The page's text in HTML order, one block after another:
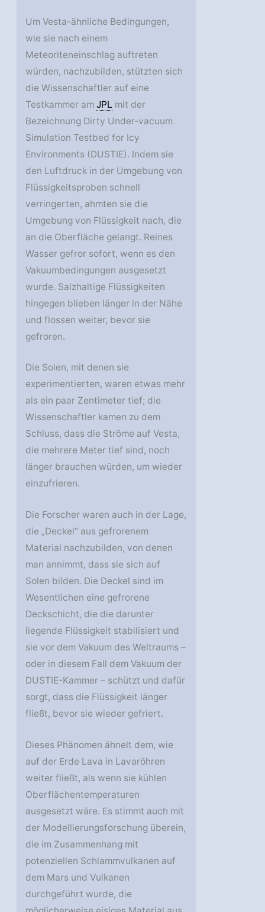
Um Vesta-ähnliche Bedingungen,
wie sie nach einem
Meteoriteneinschlag auftreten
würden, nachzubilden, stützten sich
die Wissenschaftler auf eine
Testkammer amJPL mit der
Bezeichnung Dirty Under-vacuum
Simulation Testbed for Icy
Environments (DUSTIE). Indem sie
den Luftdruck in der Umgebung von
Flüssigkeitsproben schnell
verringerten, ahmten sie die
Umgebung von Flüssigkeit nach, die
an die Oberfläche gelangt. Reines
Wasser gefror sofort, wenn es den
Vakuumbedingungen ausgesetzt
wurde. Salzhaltige Flüssigkeiten
hingegen blieben länger in der Nähe
und flossen weiter, bevor sie
gefroren.
Die Solen, mit denen sie
experimentierten, waren etwas mehr
als ein paar Zentimeter tief; die
Wissenschaftler kamen zu dem
Schluss, dass die Ströme auf Vesta,
die mehrere Meter tief sind, noch
länger brauchen würden, um wieder
einzufrieren.
Die Forscher waren auch in der Lage,
die „Deckel“ aus gefrorenem
Material nachzubilden, von denen
man annimmt, dass sie sich auf
Solen bilden. Die Deckel sind im
Wesentlichen eine gefrorene
Deckschicht, die die darunter
liegende Flüssigkeit stabilisiert und
sie vor dem Vakuum des Weltraums –
oder in diesem Fall dem Vakuum der
DUSTIE-Kammer – schützt und dafür
sorgt, dass die Flüssigkeit länger
fließt, bevor sie wieder gefriert.
Dieses Phänomen ähnelt dem, wie
auf der Erde Lava in Lavaröhren
weiter fließt, als wenn sie kühlen
Oberflächentemperaturen
ausgesetzt wäre. Es stimmt auch mit
der Modellierungsforschung überein,
die im Zusammenhang mit
potenziellen Schlammvulkanen auf
dem Mars und Vulkanen
durchgeführt wurde, die